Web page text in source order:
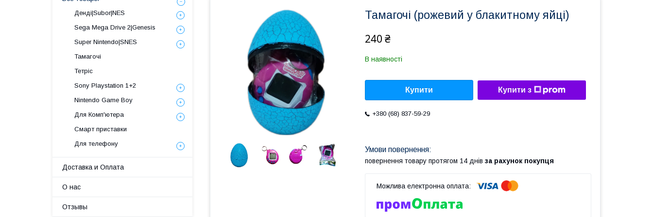
Тамагочі (рожевий у блакитному яйці)
240 ₴
В наявності
Купити Купити з
+380 (68) 837-59-29
повернення товару протягом 14 днів за рахунок покупця
Денді|Subor|NES
Sega Mega Drive 2|Genesis
Super Nintendo|SNES
Тамагочі
Тетріс
Sony Playstation 1+2
Nintendo Game Boy
Для Комп'ютера
Смарт приставки
Для телефону
Доставка и Оплата
О нас
Отзывы